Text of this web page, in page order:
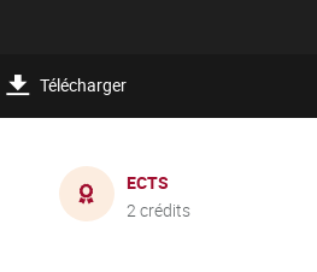
Télécharger
ECTS
2 crédits